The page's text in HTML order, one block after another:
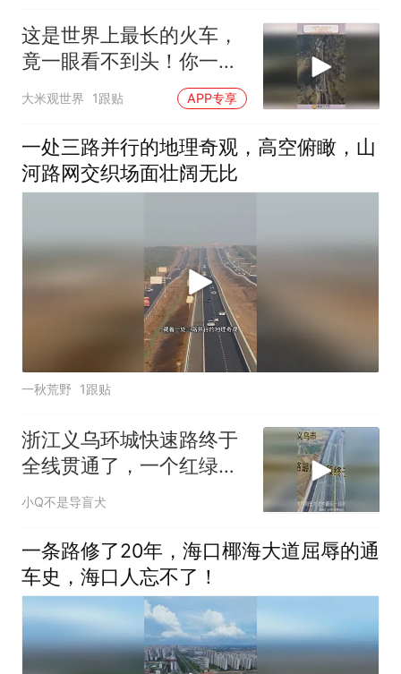
这是世界上最长的火车，
竟一眼看不到头！你一定
不敢相信它的存在
大米观世界 1跟贴 APP专享
一处三路并行的地理奇观，高空俯瞰，山
河路网交织场面壮阔无比
一秋荒野 1跟贴
浙江义乌环城快速路终于
全线贯通了，一个红绿灯
都没有全程快速路
小Q不是导盲犬
一条路修了20年，海口椰海大道屈辱的通
车史，海口人忘不了！